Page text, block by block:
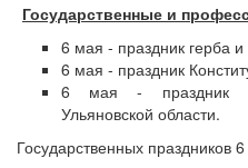
Государственные и
6 мая - праздник герба
6 мая - праздник
6 мая - праздник
Ульяновской области.
Государственных праздников